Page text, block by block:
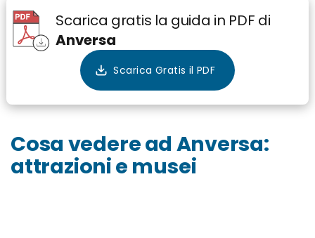
Scarica gratis la guida in PDF di
Anversa
Cosa vedere ad Anversa:
attrazioni e musei